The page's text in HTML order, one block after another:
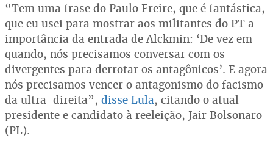
“Tem uma frase do Paulo Freire, que é fantástica,
que eu usei para mostrar aos militantes do PT a
importância da entrada de Alckmin: ‘De vez em
quando, nós precisamos conversar com os
divergentes para derrotar os antagônicos’. E agora
nós precisamos vencer o antagonismo do facismo
da ultra-direita”, disse Lula, citando o atual
presidente e candidato à reeleição, Jair Bolsonaro
(PL).